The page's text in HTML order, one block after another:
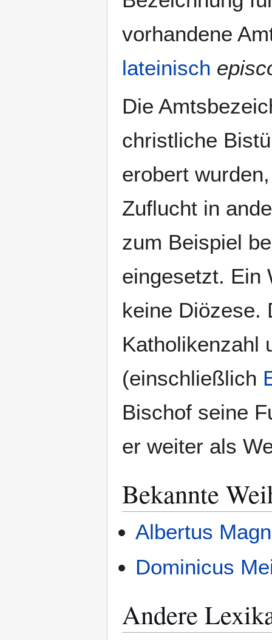
vorhandene
lateinisch
Die
christliche
erobert
Zuflucht in
zum Beispiel
eingesetzt. Ein
keine Diözese.
Katholikenzahl
(einschließlich
Bischof seine
er weiter als
Bekannte
Albertus
Dominicus
Andere